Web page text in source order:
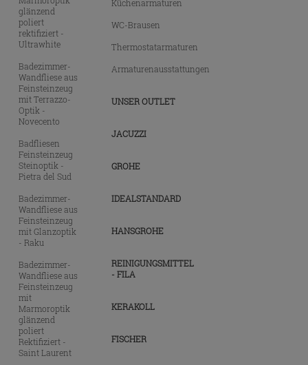
glänzend
poliert
rektifiziert -
Ultrawhite
Badezimmer-
Wandfliese aus
Feinsteinzeug
mit Terrazzo-
Optik -
Novecento
Badfliesen
Feinsteinzeug
Steinoptik -
Pietra del Sud
Badezimmer-
Wandfliese aus
Feinsteinzeug
mit Glanzoptik
- Raku
Badezimmer-
Wandfliese aus
Feinsteinzeug
mit
Marmoroptik
glänzend
poliert
Rektifiziert -
Saint Laurent
Küchenarmaturen
WC-Brausen
Thermostatarmaturen
Armaturenausstattungen
UNSER OUTLET
JACUZZI
GROHE
IDEALSTANDARD
HANSGROHE
REINIGUNGSMITTEL
- FILA
KERAKOLL
FISCHER